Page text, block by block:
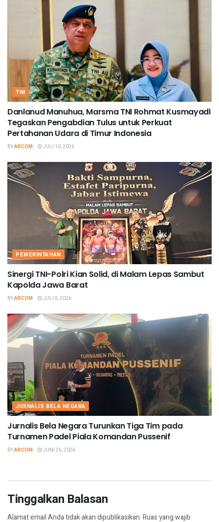
TNI
Danlanud Manuhua, Marsma TNI Rohmat Kusmayadi
Tegaskan Pengabdian Tulus untuk Perkuat
Pertahanan Udara di Timur Indonesia
BYARCOM JULI 10, 2026
PEMERINTAHAN
Sinergi TNI-Polri Kian Solid, di Malam Lepas Sambut
Kapolda Jawa Barat
BYARCOM JULI 6, 2026
JURNALIS BELA NEGARA
Jurnalis Bela Negara Turunkan Tiga Tim pada
Turnamen Padel Piala Komandan Pussenif
BYARCOM JUNI 26, 2026
Tinggalkan Balasan
Alamat email Anda tidak akan dipublikasikan.Ruas yang wajib